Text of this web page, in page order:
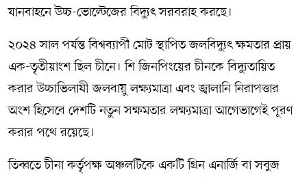
যানবাহনে উচ্চ-ভোল্টেজের বিদ্যুৎ সরবরাহ করছে।
২০২৪ সাল পর্যন্ত বিশ্বব্যাপী মোট স্থাপিত জলবিদ্যুৎ ক্ষমতার প্রায়
এক-তৃতীয়াংশ ছিল চীনে। শি জিনপিংয়ের চীনকে বিদ্যুতায়িত
করার উচ্চাভিলাষী জলবায়ু লক্ষ্যমাত্রা এবং জ্বালানি নিরাপত্তার
অংশ হিসেবে দেশটি নতুন সক্ষমতার লক্ষ্যমাত্রা আগেভাগেই পূরণ
করার পথে রয়েছে।
তিব্বতে চীনা কর্তৃপক্ষ অঞ্চলটিকে একটি গ্রিন এনার্জি বা সবুজ